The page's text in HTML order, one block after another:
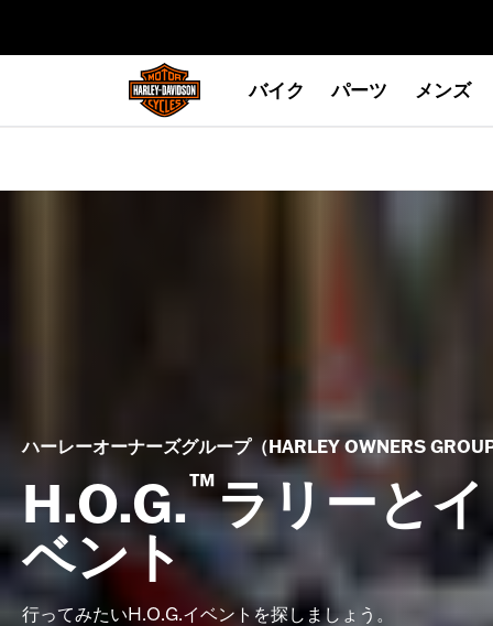
バイク パーツ メンズ
ハーレーオーナーズグループ（HARLEY OWNERS GROUP
H.O.G.™ラリーとイ
ベント
行ってみたいH.O.G.イベントを探しましょう。